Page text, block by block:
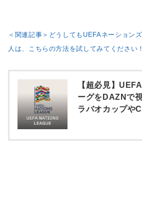
＜関連記事＞どうしてもUEFAネーション
人は、こちらの方法を試してみてください！
【超必見】
ーグをDAZNで
ラバオカップや